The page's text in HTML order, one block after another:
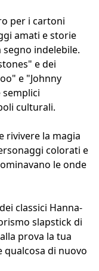
per i cartoni
amati e storie
indelebile.
e dei
e "Johnny
culturali.
rivivere la magia
colorati e
le onde
classici Hanna-
slapstick di
prova la tua
qualcosa di nuovo